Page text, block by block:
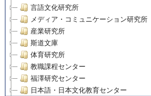
言語文化研究所
メディア・コミュニケーション研究所
産業研究所
斯道文庫
体育研究所
教職課程センター
福澤研究センター
日本語・日本文化教育センター